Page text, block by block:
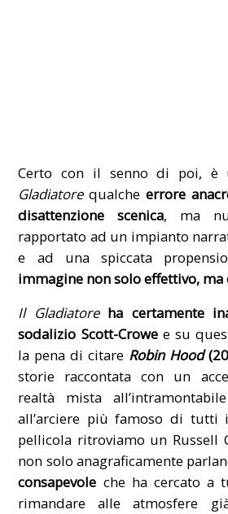
Certo con il senno di poi, è
Gladiatorequalcheerrore
disattenzione scenica, ma
rapportato ad un impianto
e ad una spiccata
immagine non solo effettivo, ma
Il Gladiatore ha certamente
sodalizio Scott-Crowee su
la pena di citare Robin Hood
storie raccontata con un
realtà mista
all’arciere più famoso di tutti
pellicola ritroviamo un Russell
non solo anagraficamente
consapevole che ha cercato
rimandare alle atmosfere